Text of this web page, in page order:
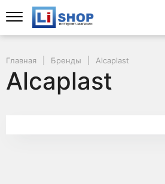
Главная Бренды Alcaplast
Alcaplast